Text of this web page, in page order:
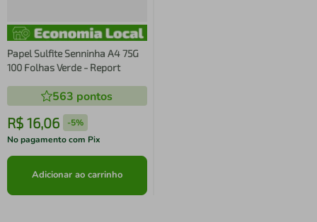
Papel Sulfite Senninha A4 75G
100 Folhas Verde - Report
563 pontos
R$ 16,06 -5%
No pagamento com Pix
Adicionar ao carrinho